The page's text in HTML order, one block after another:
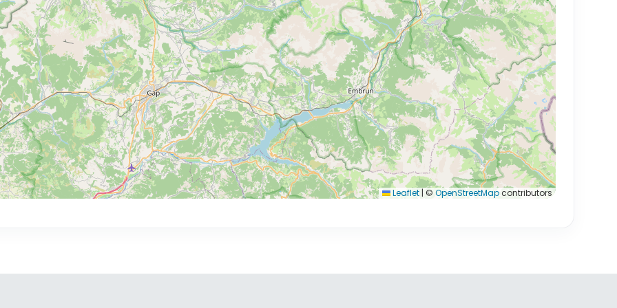
Leaflet | © OpenStreetMapcontributors